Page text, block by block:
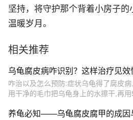
坚持，将守护那个背着小房子
温暖岁月。
相关推荐
乌龟腐皮病咋识别？这样治疗见
咋治以及怎么预防:症状乌龟得了腐皮
用干净的毛巾把乌龟身上的水擦干,再
养龟必知——乌龟腐皮腐甲的成因